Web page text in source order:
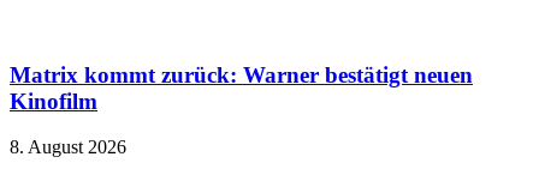
Matrix kommt zurück: Warner bestätigt neuen
Kinofilm
8. August 2026